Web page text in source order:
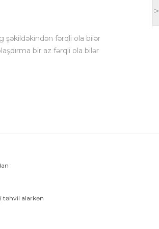
>
şəkildəkindən fərqli ola bilər
bir az fərqli ola bilər
təhvil alarkən